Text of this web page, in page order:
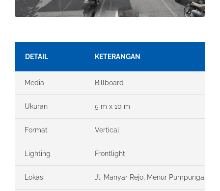
DETAIL KETERANGAN
Media Billboard
Ukuran 5 m x 10 m
Format Vertical
Lighting Frontlight
Lokasi Jl. Manyar Rejo, Menur Pumpungan,